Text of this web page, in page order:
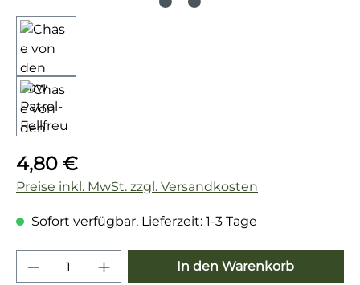
Regulärer Preis:
4,80 €
Preise inkl. MwSt. zzgl. Versandkosten
Sofort verfügbar, Lieferzeit: 1-3 Tage
Produkt Anzahl: Gib den
In den Warenkorb